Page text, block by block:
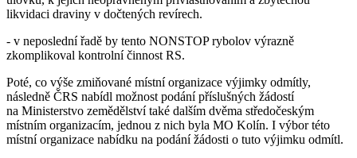
likvidaci draviny v dočtených revírech.
- v neposlední řadě by tento NONSTOP rybolov výrazně
zkomplikoval kontrolní činnost RS.
Poté, co výše zmiňované místní organizace výjimky odmítly,
následně ČRS nabídl možnost podání příslušných žádostí
na Ministerstvo zemědělství také dalším dvěma středočeským
místním organizacím, jednou z nich byla MO Kolín. I výbor této
místní organizace nabídku na podání žádosti o tuto výjimku odmítl.